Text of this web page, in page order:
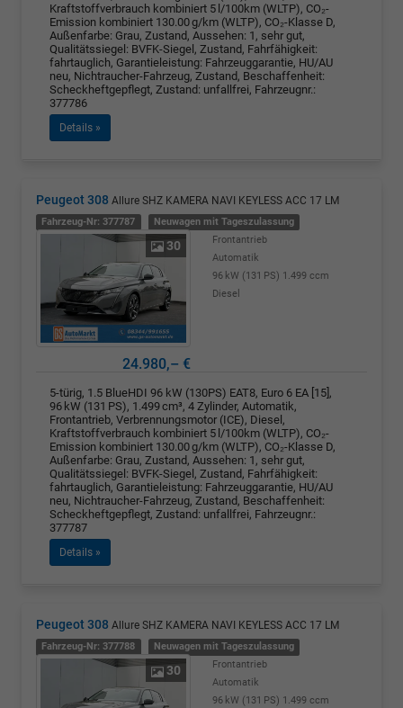
Kraftstoffverbrauch kombiniert 5 l/100km (WLTP), CO₂-
Emission kombiniert 130.00 g/km (WLTP), CO₂-Klasse D,
Außenfarbe: Grau, Zustand, Aussehen: 1, sehr gut,
Qualitätssiegel: BVFK-Siegel, Zustand, Fahrfähigkeit:
fahrtauglich, Garantieleistung: Fahrzeuggarantie, HU/AU
neu, Nichtraucher-Fahrzeug, Zustand, Beschaffenheit:
Scheckheftgepflegt, Zustand: unfallfrei, Fahrzeugnr.:
377786
Details »
Peugeot 308 Allure SHZ KAMERA NAVI KEYLESS ACC 17 LM
Fahrzeug-Nr: 377787 Neuwagen mit Tageszulassung
30
Frontantrieb
Automatik
96 kW (131 PS) 1.499 ccm
Diesel
24.980,– €
5-türig, 1.5 BlueHDI 96 kW (130PS) EAT8, Euro 6 EA [15],
96 kW (131 PS), 1.499 cm³, 4 Zylinder, Automatik,
Frontantrieb, Verbrennungsmotor (ICE), Diesel,
Kraftstoffverbrauch kombiniert 5 l/100km (WLTP), CO₂-
Emission kombiniert 130.00 g/km (WLTP), CO₂-Klasse D,
Außenfarbe: Grau, Zustand, Aussehen: 1, sehr gut,
Qualitätssiegel: BVFK-Siegel, Zustand, Fahrfähigkeit:
fahrtauglich, Garantieleistung: Fahrzeuggarantie, HU/AU
neu, Nichtraucher-Fahrzeug, Zustand, Beschaffenheit:
Scheckheftgepflegt, Zustand: unfallfrei, Fahrzeugnr.:
377787
Details »
Peugeot 308 Allure SHZ KAMERA NAVI KEYLESS ACC 17 LM
Fahrzeug-Nr: 377788 Neuwagen mit Tageszulassung
30
Frontantrieb
Automatik
96 kW (131 PS) 1.499 ccm